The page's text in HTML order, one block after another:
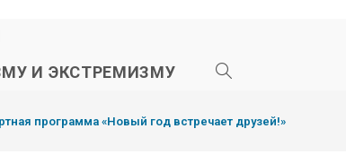
И ЭКСТРЕМИЗМУ
программа «Новый год встречает друзей!»